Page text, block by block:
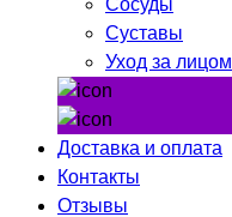
Сосуды
Суставы
Уход за лицом
Доставка и оплата
Контакты
Отзывы